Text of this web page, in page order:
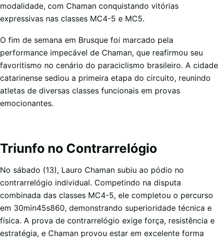
modalidade, com Chaman conquistando vitórias
expressivas nas classes MC4-5 e MC5.
O fim de semana em Brusque foi marcado pela
performance impecável de Chaman, que reafirmou seu
favoritismo no cenário do paraciclismo brasileiro. A cidade
catarinense sediou a primeira etapa do circuito, reunindo
atletas de diversas classes funcionais em provas
emocionantes.
Triunfo no Contrarrelógio
No sábado (13), Lauro Chaman subiu ao pódio no
contrarrelógio individual. Competindo na disputa
combinada das classes MC4-5, ele completou o percurso
em 30min45s860, demonstrando superioridade técnica e
física. A prova de contrarrelógio exige força, resistência e
estratégia, e Chaman provou estar em excelente forma